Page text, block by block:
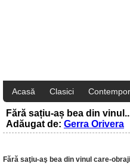
Acasă Clasici
Fără sațiu-aș bea din
Adăugat de: Gerra Orivera
Fără saţiu-aş bea din vinul care-